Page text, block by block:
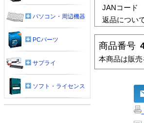
JANコード
返品につい
商品番号
本商品は販
パソコン・周辺機器
PCパーツ
サプライ
ソフト・ライセンス